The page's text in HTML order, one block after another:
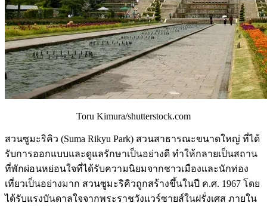
Toru Kimura/shutterstock.com
สวนซูมะริคิว (Suma Rikyu Park) สวนสาธารณะขนาดใหญ่ ที่ได้
รับการออกแบบและดูแลรักษาเป็นอย่างดี ทำให้กลายเป็นสถาน
ที่พักผ่อนหย่อนใจที่ได้รับความนิยมจากชาวเมืองและนักท่อง
เที่ยวเป็นอย่างมาก สวนซูมะริคิวถูกสร้างขึ้นในปี ค.ศ. 1967 โดย
ได้รับแรงบันดาลใจจากพระราชวังแวร์ซายส์ในฝรั่งเศส ภายใน